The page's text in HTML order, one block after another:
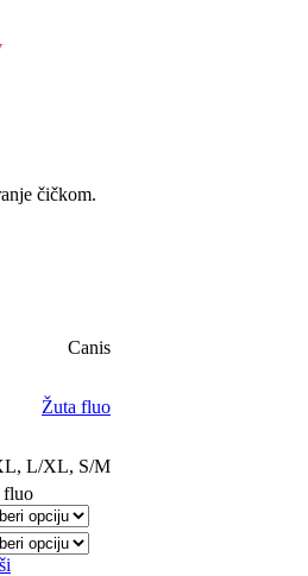
čičkom.
Canis
Žuta fluo
, L/XL, S/M
fluo